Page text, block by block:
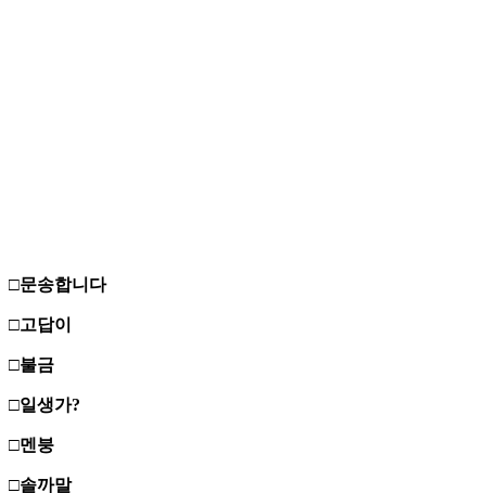
□문송합니다
□고답이
□불금
□일생가?
□멘붕
□솔까말